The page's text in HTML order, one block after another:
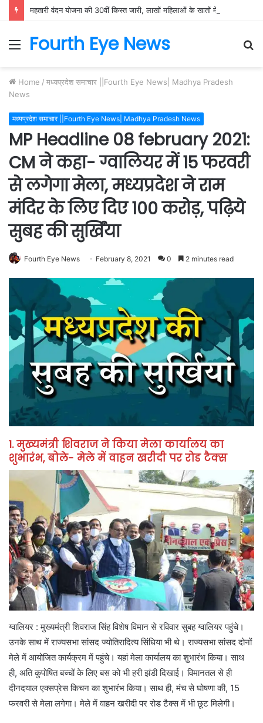
Menu
Fourth Eye News
Home / मध्यप्रदेश समाचार ||Fourth Eye News| Madhya Pradesh
News
मध्यप्रदेश समाचार ||Fourth Eye News| Madhya Pradesh News
MP Headline 08 february 2021:
CM ने कहा- ग्वालियर में 15 फरवरी
से लगेगा मेला, मध्यप्रदेश ने राम
मंदिर के लिए दिए 100 करोड़, पढ़िये
सुबह की सुर्खिंया
Fourth Eye News February 8, 2021 0 2 minutes read
1. मुख्यमंत्री शिवराज ने किया मेला कार्यालय का
शुभारंभ, बोले- मेले में वाहन खरीदी पर रोड टैक्स
ग्वालियर : मुख्यमंत्री शिवराज सिंह विशेष विमान से रविवार सुबह ग्वालियर पहुंचे।
उनके साथ में राज्यसभा सांसद ज्योतिरादित्य सिंधिया भी थे। राज्यसभा सांसद दोनों
मेले में आयोजित कार्यक्रम में पहुंचे। यहां मेला कार्यालय का शुभारंभ किया। साथ
ही, अति कुपोषित बच्चों के लिए बस को भी हरी झंडी दिखाई। विमानतल से ही
दीनदयाल एक्सप्रेस किचन का शुभारंभ किया। साथ ही, मंच से घोषणा की, 15
फरवरी से मेला लगेगा। मेले में वाहन खरीदी पर रोड टैक्स में भी छूट मिलेगी।